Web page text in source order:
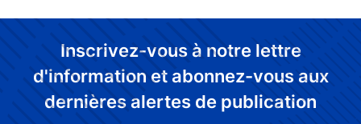
Inscrivez-vous à notre lettre
d'information et abonnez-vous aux
dernières alertes de publication